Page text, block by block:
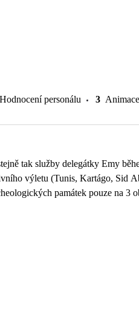
Hodnocení personálu 3 Animace
tak služby delegátky Emy
památek pouze na 3